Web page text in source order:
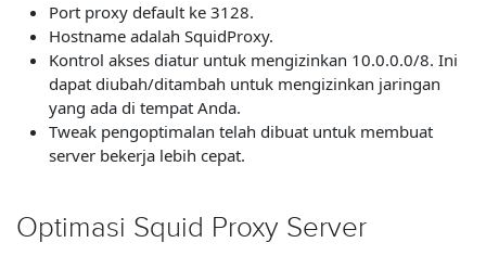
Port proxy default ke 3128.
Hostname adalah SquidProxy.
Kontrol akses diatur untuk mengizinkan 10.0.0.0/8. Ini
dapat diubah/ditambah untuk mengizinkan jaringan
yang ada di tempat Anda.
Tweak pengoptimalan telah dibuat untuk membuat
server bekerja lebih cepat.
Optimasi Squid Proxy Server